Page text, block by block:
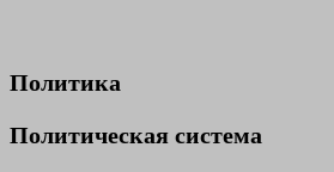
Политика
Политическая система